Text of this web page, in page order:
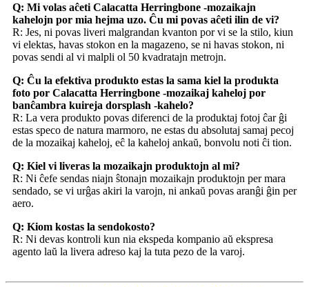
Q: Mi volas aĉeti Calacatta Herringbone -mozaikajn
kahelojn por mia hejma uzo. Ĉu mi povas aĉeti ilin de vi?
R: Jes, ni povas liveri malgrandan kvanton por vi se la stilo, kiun
vi elektas, havas stokon en la magazeno, se ni havas stokon, ni
povas sendi al vi malpli ol 50 kvadratajn metrojn.
Q: Ĉu la efektiva produkto estas la sama kiel la produkta
foto por Calacatta Herringbone -mozaikaj kaheloj por
banĉambra kuireja dorsplash -kahelo?
R: La vera produkto povas diferenci de la produktaj fotoj ĉar ĝi
estas speco de natura marmoro, ne estas du absolutaj samaj pecoj
de la mozaikaj kaheloj, eĉ la kaheloj ankaŭ, bonvolu noti ĉi tion.
Q: Kiel vi liveras la mozaikajn produktojn al mi?
R: Ni ĉefe sendas niajn ŝtonajn mozaikajn produktojn per mara
sendado, se vi urĝas akiri la varojn, ni ankaŭ povas aranĝi ĝin per
aero.
Q: Kiom kostas la sendokosto?
R: Ni devas kontroli kun nia ekspeda kompanio aŭ ekspresa
agento laŭ la livera adreso kaj la tuta pezo de la varoj.